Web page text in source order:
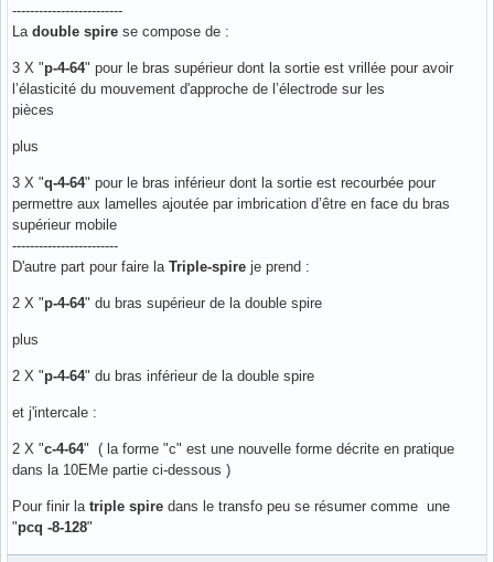
-------------------------
La double spire se compose de :
3 X "p-4-64" pour le bras supérieur dont la sortie est vrillée pour avoir
l’élasticité du mouvement d'approche de l’électrode sur les
pièces
plus
3 X "q-4-64" pour le bras inférieur dont la sortie est recourbée pour
permettre aux lamelles ajoutée par imbrication d’être en face du bras
supérieur mobile
------------------------
D'autre part pour faire la Triple-spire je prend :
2 X "p-4-64" du bras supérieur de la double spire
plus
2 X "p-4-64" du bras inférieur de la double spire
et j'intercale :
2 X "c-4-64" ( la forme "c" est une nouvelle forme décrite en pratique
dans la 10EMe partie ci-dessous )
Pour finir la triple spire dans le transfo peu se résumer comme une
"pcq -8-128"